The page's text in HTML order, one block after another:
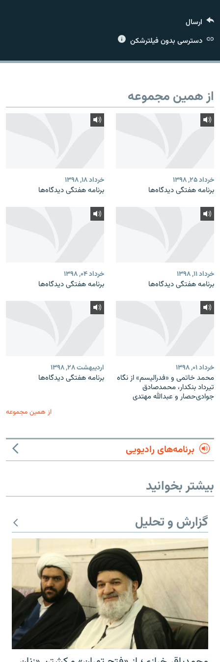
زبان‌های دیگر
ارسال
دسترسی بدون فیلترشکن
از همین مجموعه
خرداد ۲۵, ۱۳۹۸
برنامه هفتگی دیدگاه‌ها
خرداد ۱۸, ۱۳۹۸
برنامه هفتگی دیدگاه‌ها
خرداد ۱۱, ۱۳۹۸
برنامه هفتگی دیدگاه‌ها
خرداد ۰۴, ۱۳۹۸
برنامه هفتگی دیدگاه‌ها
خرداد ۰۱, ۱۳۹۸
محمد خاتمی و «فدرالیسم» از نگاه
تیرداد بنکدار، محمدصادق
جوادی‌حصار و عبدالله مهتدی
اردیبهشت ۲۸, ۱۳۹۸
برنامه هفتگی دیدگاه‌ها
از همین مجموعه
برنامه‌های رادیویی
بیشتر بخوانید
گزارش و تحلیل